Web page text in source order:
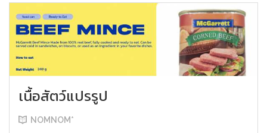
เนื้อสัตว์แปรรูป
NOMNOM*